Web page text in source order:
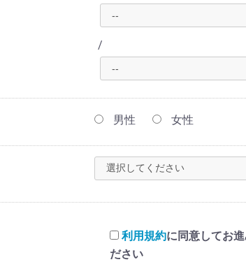
/
男性 女性
利用規約に同意してお
ださい